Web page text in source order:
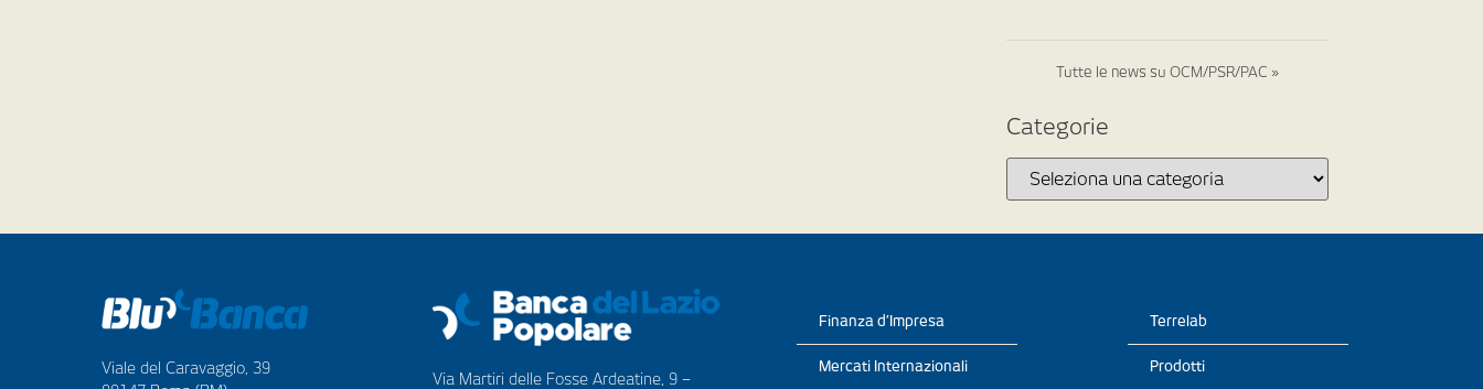
Tutte le news su OCM/PSR/PAC »
Categorie
Viale del Caravaggio, 39
Via Martiri delle Fosse Ardeatine, 9 –
Finanza d’Impresa
Mercati Internazionali
Terrelab
Prodotti